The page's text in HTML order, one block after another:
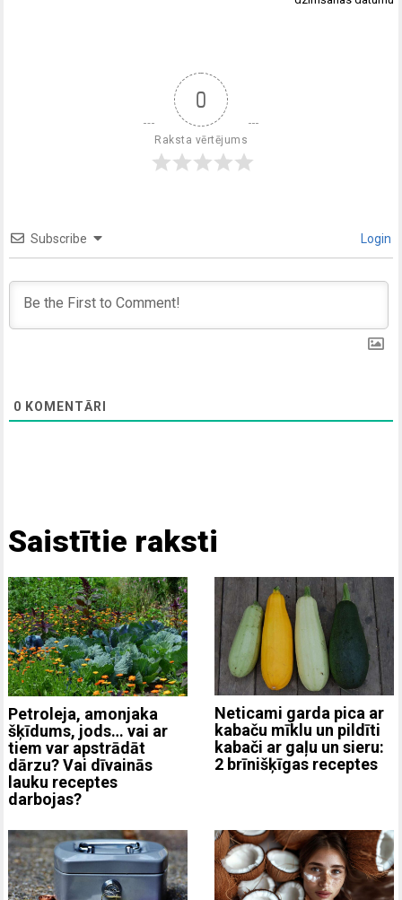
0
Raksta vērtējums
Subscribe Login
0 KOMENTĀRI
Saistītie raksti
Petroleja, amonjaka
šķīdums, jods… vai ar
tiem var apstrādāt
dārzu? Vai dīvainās
lauku receptes
darbojas?
Neticami garda pica ar
kabaču mīklu un pildīti
kabači ar gaļu un sieru:
2 brīnišķīgas receptes